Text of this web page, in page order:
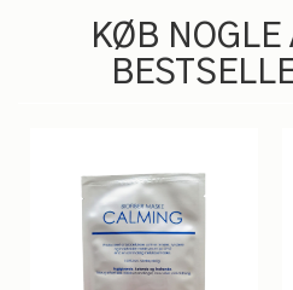
KØB NOGLE